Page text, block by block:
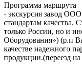
Программа маршрута
- экскурсия завод
стандартам качества.
только России, но и
Оборудования») (р.п
качестве надежного
продукции.(переезд